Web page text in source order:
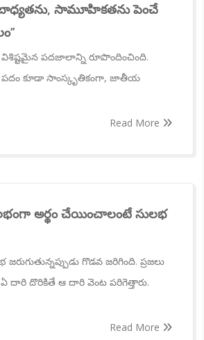
సామూహికతను పెంచే
పదజాలాన్ని రూపొందించింది.
పదం కూడా సాంస్కృతికంగా, జాతీయ
Read More
అర్థం చేయించాలంటే సులభ
గొడవ జరిగింది. ప్రజలు
దారి దొరికితే ఆ దారి వెంట పరిగెత్తారు.
Read More